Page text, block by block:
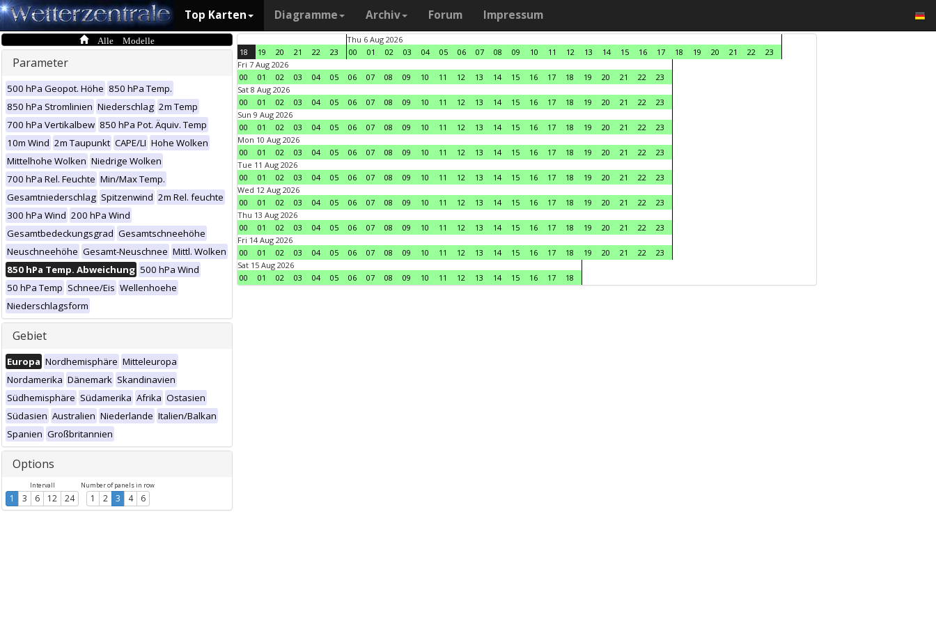
Top Karten Diagramme Archiv Forum Impressum
Alle Modelle
Parameter
500 hPa Geopot. Höhe 850 hPa Temp.
850 hPa Stromlinien Niederschlag 2m Temp
700 hPa Vertikalbew 850 hPa Pot. Äquiv. Temp
10m Wind 2m Taupunkt CAPE/LI Hohe Wolken
Mittelhohe Wolken Niedrige Wolken
700 hPa Rel. Feuchte Min/Max Temp.
Gesamtniederschlag Spitzenwind 2m Rel. feuchte
300 hPa Wind 200 hPa Wind
Gesamtbedeckungsgrad Gesamtschneehöhe
Neuschneehöhe Gesamt-Neuschnee Mittl. Wolken
850 hPa Temp. Abweichung 500 hPa Wind
50 hPa Temp Schnee/Eis Wellenhoehe
Niederschlagsform
Gebiet
Europa Nordhemisphäre Mitteleuropa
Nordamerika Dänemark Skandinavien
Südhemisphäre Südamerika Afrika Ostasien
Südasien Australien Niederlande Italien/Balkan
Spanien Großbritannien
Options
Intervall
1 3 6 12 24
Number of panels in row
1 2 3 4 6
18 19 20 21 22 23
Thu 6 Aug 2026
00
01 02 03 04 05 06 07 08 09 10 11 12 13 14 15 16 17 18 19 20 21 22
23
Fri 7 Aug 2026
00
01 02 03 04 05 06 07 08 09 10 11 12 13 14 15 16 17 18 19 20 21 22
23
Sat 8 Aug 2026
00
01 02 03 04 05 06 07 08 09 10 11 12 13 14 15 16 17 18 19 20 21 22
23
Sun 9 Aug 2026
00
01 02 03 04 05 06 07 08 09 10 11 12 13 14 15 16 17 18 19 20 21 22
23
Mon 10 Aug 2026
00
01 02 03 04 05 06 07 08 09 10 11 12 13 14 15 16 17 18 19 20 21 22
23
Tue 11 Aug 2026
00
01 02 03 04 05 06 07 08 09 10 11 12 13 14 15 16 17 18 19 20 21 22
23
Wed 12 Aug 2026
00
01 02 03 04 05 06 07 08 09 10 11 12 13 14 15 16 17 18 19 20 21 22
23
Thu 13 Aug 2026
00
01 02 03 04 05 06 07 08 09 10 11 12 13 14 15 16 17 18 19 20 21 22
23
Fri 14 Aug 2026
00
01 02 03 04 05 06 07 08 09 10 11 12 13 14 15 16 17 18 19 20 21 22
23
Sat 15 Aug 2026
00
01 02 03 04 05 06 07 08 09 10 11 12 13 14 15 16 17 18